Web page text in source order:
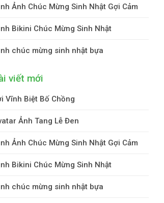
Ảnh Chúc Mừng Sinh Nhật Gợi Cảm
Bikini Chúc Mừng Sinh Nhật
chúc mừng sinh nhật bựa
viết mới
Vĩnh Biệt Bố Chồng
Ảnh Tang Lễ Đen
Ảnh Chúc Mừng Sinh Nhật Gợi Cảm
Bikini Chúc Mừng Sinh Nhật
chúc mừng sinh nhật bựa